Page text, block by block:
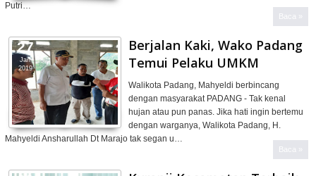
Putri…
Baca »
Berjalan Kaki, Wako Padang
Temui Pelaku UMKM
Walikota Padang, Mahyeldi berbincang
dengan masyarakat PADANG - Tak kenal
hujan atau pun panas. Jika hati ingin bertemu
dengan warganya, Walikota Padang, H.
Mahyeldi Ansharullah Dt Marajo tak segan u…
Baca »
27
Jan
2019